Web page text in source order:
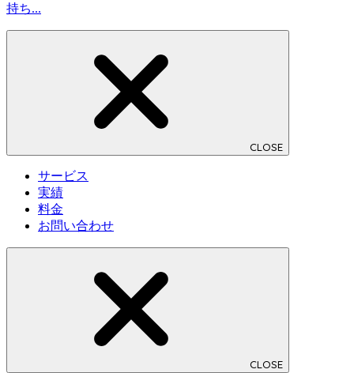
持ち...
CLOSE
サービス
実績
料金
お問い合わせ
CLOSE